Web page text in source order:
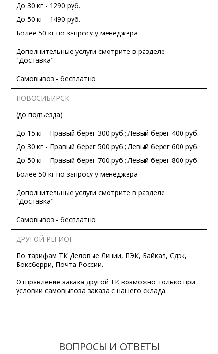
До 30 кг - 1290 руб.
До 50 кг - 1490 руб.
Более 50 кг по запросу у менеджера
Дополнительные услуги смотрите в разделе
"Доставка"
Самовывоз - бесплатно
НОВОСИБИРСК
(до подъезда)
До 15 кг - Правый берег 300 руб.; Левый берег 400 руб.
До 30 кг - Правый берег 500 руб.; Левый берег 600 руб.
До 50 кг - Правый берег 700 руб.; Левый берег 800 руб.
Более 50 кг по запросу у менеджера
Дополнительные услуги смотрите в разделе
"Доставка"
Самовывоз - бесплатно
ДРУГОЙ РЕГИОН
По тарифам ТК Деловые Линии, ПЭК, Байкал, Сдэк,
Боксберри, Почта России.
Отправление заказа другой ТК возможно только при
условии самовывоза заказа с нашего склада.
ВОПРОСЫ И ОТВЕТЫ